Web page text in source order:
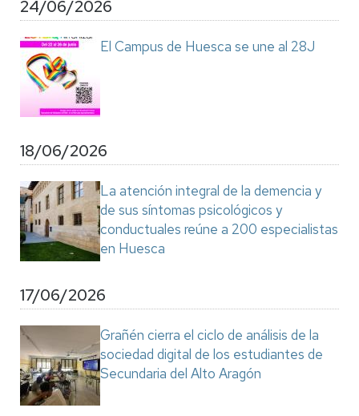
24/06/2026
El Campus de Huesca se une al 28J
18/06/2026
La atención integral de la demencia y
de sus síntomas psicológicos y
conductuales reúne a 200 especialistas
en Huesca
17/06/2026
Grañén cierra el ciclo de análisis de la
sociedad digital de los estudiantes de
Secundaria del Alto Aragón